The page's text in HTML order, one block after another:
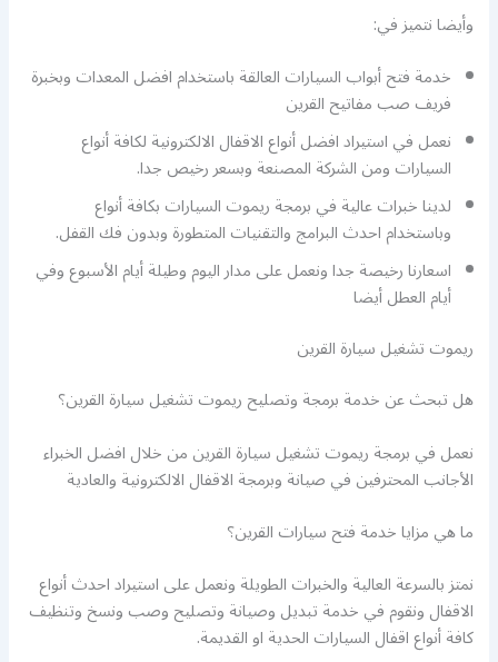
وأيضا نتميز في:
خدمة فتح أبواب السيارات العالقة باستخدام افضل المعدات وبخبرة
فريف صب مفاتيح القرين
نعمل في استيراد افضل أنواع الاقفال الالكترونية لكافة أنواع
السيارات ومن الشركة المصنعة وبسعر رخيص جدا.
لدينا خبرات عالية في برمجة ريموت السيارات بكافة أنواع
وباستخدام احدث البرامج والتقنيات المتطورة وبدون فك القفل.
اسعارنا رخيصة جدا ونعمل على مدار اليوم وطيلة أيام الأسبوع وفي
أيام العطل أيضا
ريموت تشغيل سيارة القرين
هل تبحث عن خدمة برمجة وتصليح ريموت تشغيل سيارة القرين؟
نعمل في برمجة ريموت تشغيل سيارة القرين من خلال افضل الخبراء
الأجانب المحترفين في صيانة وبرمجة الاقفال الالكترونية والعادية
ما هي مزايا خدمة فتح سيارات القرين؟
نمتز بالسرعة العالية والخبرات الطويلة ونعمل على استيراد احدث أنواع
الاقفال ونقوم في خدمة تبديل وصيانة وتصليح وصب ونسخ وتنظيف
كافة أنواع اقفال السيارات الحدية او القديمة.